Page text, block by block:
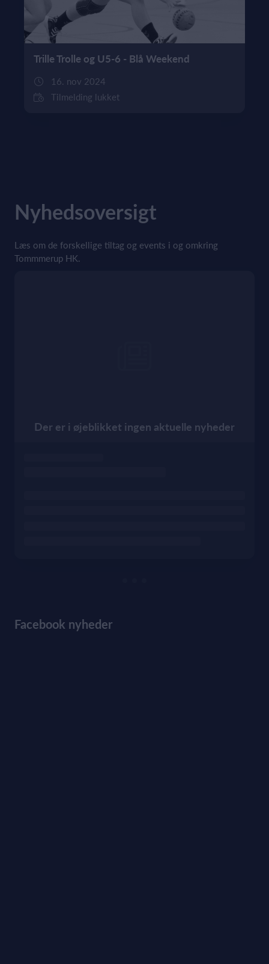
Trille Trolle og U5-6 - Blå Weekend
16. nov 2024
Tilmelding lukket
Nyhedsoversigt
Læs om de forskellige tiltag og events i og omkring
Tommmerup HK.
Der er i øjeblikket ingen aktuelle nyheder
Facebook nyheder